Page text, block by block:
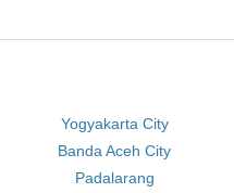
Yogyakarta City
Banda Aceh City
Padalarang